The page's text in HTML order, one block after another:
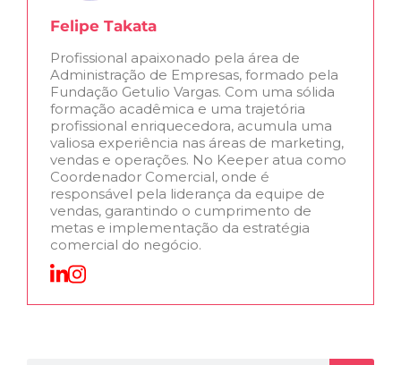
Felipe Takata
Profissional apaixonado pela área de
Administração de Empresas, formado pela
Fundação Getulio Vargas. Com uma sólida
formação acadêmica e uma trajetória
profissional enriquecedora, acumula uma
valiosa experiência nas áreas de marketing,
vendas e operações. No Keeper atua como
Coordenador Comercial, onde é
responsável pela liderança da equipe de
vendas, garantindo o cumprimento de
metas e implementação da estratégia
comercial do negócio.